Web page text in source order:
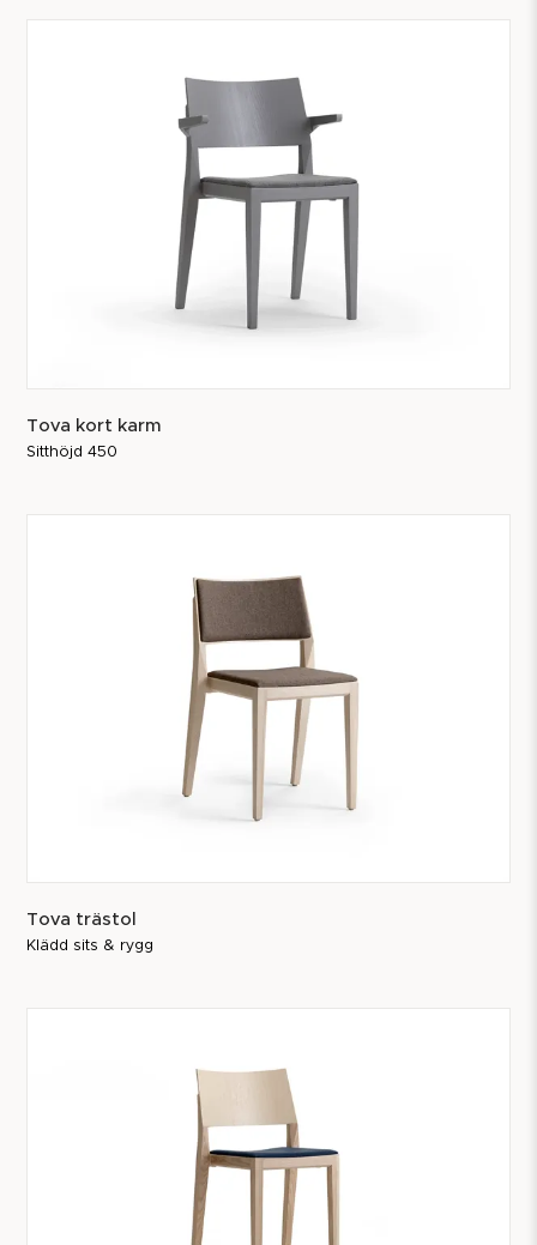
Tova kort karm
Sitthöjd 450
Tova trästol
Klädd sits & rygg